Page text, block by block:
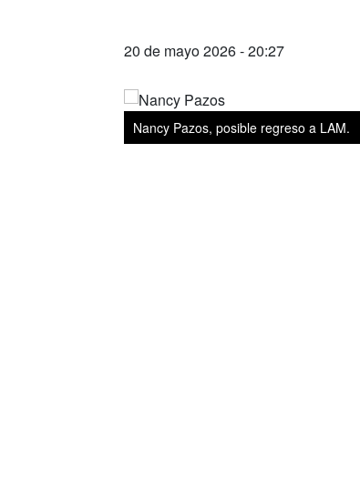
20 de mayo 2026 - 20:27
Nancy Pazos, posible regreso a LAM.